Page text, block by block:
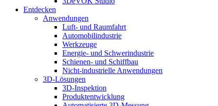
Entdecken
Anwendungen
Luft- und Raumfahrt
Automobilindustrie
Werkzeuge
Energie- und Schwerindustrie
Schienen- und Schiffbau
Nicht-industrielle Anwendungen
3D-Lösungen
3D-Inspektion
Produktentwicklung